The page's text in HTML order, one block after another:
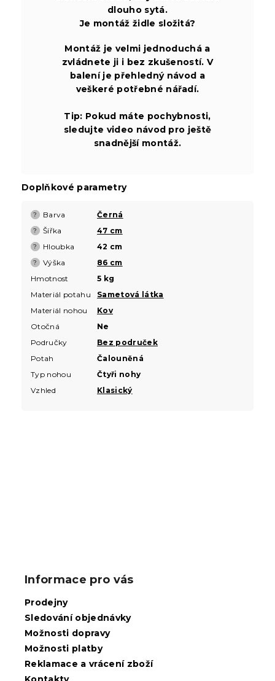
dlouho sytá.
Je montáž židle složitá?
Montáž je velmi jednoduchá a
zvládnete ji i bez zkušeností. V
balení je přehledný návod a
veškeré potřebné nářadí.
Tip: Pokud máte pochybnosti,
sledujte video návod pro ještě
snadnější montáž.
Doplňkové parametry
? Barva Černá
? Šířka 47 cm
? Hloubka 42 cm
? Výška
86 cm
Hmotnost
5 kg
Materiál potahu
Sametová látka
Materiál nohou
Kov
Otočná
Ne
Područky
Bez područek
Potah
Čalouněná
Typ nohou
Čtyři nohy
Vzhled
Klasický
Informace pro vás
Prodejny
Sledování objednávky
Možnosti dopravy
Možnosti platby
Reklamace a vrácení zboží